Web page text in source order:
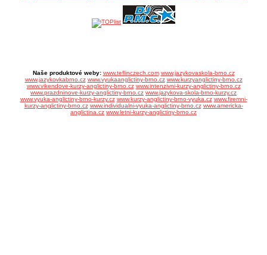
Naše produktové weby: www.teflinczech.com www.jazykovaskola-brno.cz
www.jazykovkabrno.cz www.vyukaanglictiny-brno.cz www.kurzyanglictiny-brno.cz
www.vikendove-kurzy-anglictiny-brno.cz www.intenzivni-kurzy-anglictiny-brno.cz
www.prazdninove-kurzy-anglictiny-brno.cz www.jazykova-skola-brno-kurzy.cz
www.vyuka-anglictiny-brno-kurzy.cz www.kurzy-anglictiny-brno-vyuka.cz www.firemni-
kurzy-anglictiny-brno.cz www.individualni-vyuka-anglictiny-brno.cz www.americka-
anglictina.cz www.letni-kurzy-anglictiny-brno.cz